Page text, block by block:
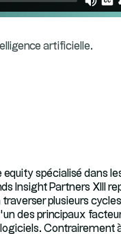
artificielle.
equity spécialisé dans
Insight Partners XIII
plusieurs cycles
des principaux
Contrairement